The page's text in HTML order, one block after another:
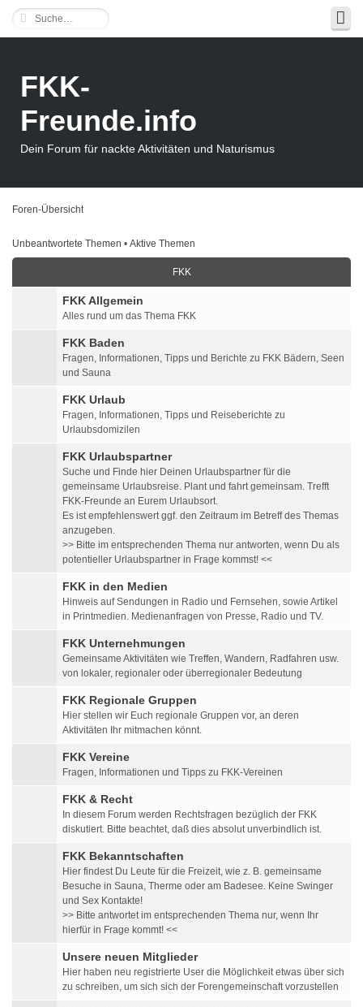
FKK-
Freunde.info
Dein Forum für nackte Aktivitäten und Naturismus
Foren-Übersicht
Unbeantwortete Themen • Aktive Themen
FKK
FKK Allgemein
Alles rund um das Thema FKK
FKK Baden
Fragen, Informationen, Tipps und Berichte zu FKK Bädern, Seen
und Sauna
FKK Urlaub
Fragen, Informationen, Tipps und Reiseberichte zu
Urlaubsdomizilen
FKK Urlaubspartner
Suche und Finde hier Deinen Urlaubspartner für die
gemeinsame Urlaubsreise. Plant und fahrt gemeinsam. Trefft
FKK-Freunde an Eurem Urlaubsort.
Es ist empfehlenswert ggf. den Zeitraum im Betreff des Themas
anzugeben.
>> Bitte im entsprechenden Thema nur antworten, wenn Du als
potentieller Urlaubspartner in Frage kommst! <<
FKK in den Medien
Hinweis auf Sendungen in Radio und Fernsehen, sowie Artikel
in Printmedien. Medienanfragen von Presse, Radio und TV.
FKK Unternehmungen
Gemeinsame Aktivitäten wie Treffen, Wandern, Radfahren usw.
von lokaler, regionaler oder überregionaler Bedeutung
FKK Regionale Gruppen
Hier stellen wir Euch regionale Gruppen vor, an deren
Aktivitäten Ihr mitmachen könnt.
FKK Vereine
Fragen, Informationen und Tipps zu FKK-Vereinen
FKK & Recht
In diesem Forum werden Rechtsfragen bezüglich der FKK
diskutiert. Bitte beachtet, daß dies absolut unverbindlich ist.
FKK Bekanntschaften
Hier findest Du Leute für die Freizeit, wie z. B. gemeinsame
Besuche in Sauna, Therme oder am Badesee. Keine Swinger
und Sex Kontakte!
>> Bitte antwortet im entsprechenden Thema nur, wenn Ihr
hierfür in Frage kommt! <<
Unsere neuen Mitglieder
Hier haben neu registrierte User die Möglichkeit etwas über sich
zu schreiben, um sich sich der Forengemeinschaft vorzustellen